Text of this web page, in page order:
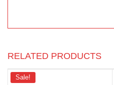
RELATED PRODUCTS
Sale!